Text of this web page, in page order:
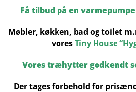
Få tilbud på en
Møbler, køkken, bad og toilet
voresTiny House
Vores træhytter godkendt
Der tages forbehold for